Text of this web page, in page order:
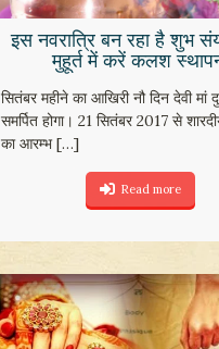
इस नवरात्रि बन रहा है शुभ
मुहूर्त में करें कलश
सितंबर महीने का आखिरी नौ दिन देवी मां
समर्पित होगा। 21 सितंबर 2017 से
का आरम्भ[…]
Read more